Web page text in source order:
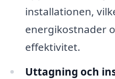
installationen,
energikostnader
effektivitet.
Uttagning och